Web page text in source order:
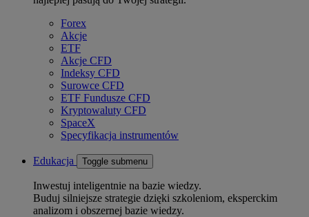
Forex
Akcje
ETF
Akcje CFD
Indeksy CFD
Surowce CFD
ETF Fundusze CFD
Kryptowaluty CFD
SpaceX
Specyfikacja instrumentów
Edukacja Toggle submenu
Inwestuj inteligentnie na bazie wiedzy.
Buduj silniejsze strategie dzięki szkoleniom, eksperckim
analizom i obszernej bazie wiedzy.